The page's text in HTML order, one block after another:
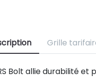
Grille
Bolt allie durabilité